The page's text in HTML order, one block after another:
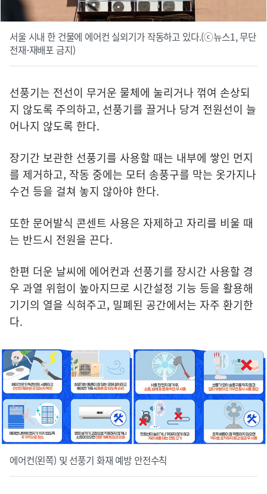
서울 시내 한 건물에 에어컨 실외기가 작동하고 있다.(ⓒ뉴스1, 무단
전재-재배포 금지)
선풍기는 전선이 무거운 물체에 눌리거나 꺾여 손상되
지 않도록 주의하고, 선풍기를 끌거나 당겨 전원선이 늘
어나지 않도록 한다.
장기간 보관한 선풍기를 사용할 때는 내부에 쌓인 먼지
를 제거하고, 작동 중에는 모터 송풍구를 막는 옷가지나
수건 등을 걸쳐 놓지 않아야 한다.
또한 문어발식 콘센트 사용은 자제하고 자리를 비울 때
는 반드시 전원을 끈다.
한편 더운 날씨에 에어컨과 선풍기를 장시간 사용할 경
우 과열 위험이 높아지므로 시간설정 기능 등을 활용해
기기의 열을 식혀주고, 밀폐된 공간에서는 자주 환기한
다.
에어컨(왼쪽) 및 선풍기 화재 예방 안전수칙